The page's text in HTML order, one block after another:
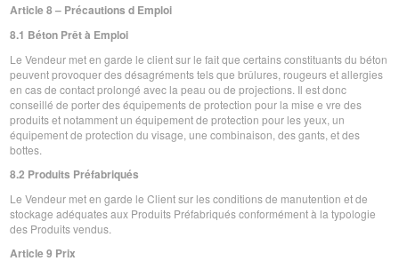
Article 8 – Précautions d Emploi
8.1 Béton Prêt à Emploi
Le Vendeur met en garde le client sur le fait que certains constituants du béton
peuvent provoquer des désagréments tels que brûlures, rougeurs et allergies
en cas de contact prolongé avec la peau ou de projections. Il est donc
conseillé de porter des équipements de protection pour la mise e vre des
produits et notamment un équipement de protection pour les yeux, un
équipement de protection du visage, une combinaison, des gants, et des
bottes.
8.2 Produits Préfabriqués
Le Vendeur met en garde le Client sur les conditions de manutention et de
stockage adéquates aux Produits Préfabriqués conformément à la typologie
des Produits vendus.
Article 9 Prix